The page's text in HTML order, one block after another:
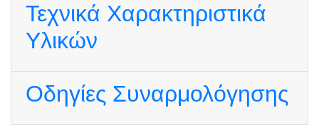
Τεχνικά Χαρακτηριστικά
Υλικών
Οδηγίες Συναρμολόγησης